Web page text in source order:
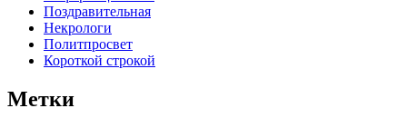
Поздравительная
Некрологи
Политпросвет
Короткой строкой
Метки